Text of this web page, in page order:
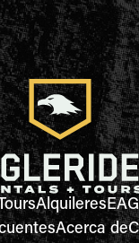
ToursAlquileres
Acerca de